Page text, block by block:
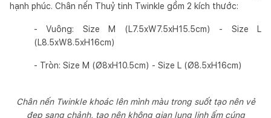
hạnh phúc. Chân nến Thuỷ tinh Twinkle gồm 2 kích thước:
- Vuông: Size M (L7.5xW7.5xH15.5cm) - Size L
(L8.5xW8.5xH16cm)
- Tròn: Size M (Ø8xH10.5cm) - Size L (Ø8.5xH16cm)
Chân nến Twinkle khoác lên mình màu trong suốt tạo nên vẻ
đẹp sang chảnh, tạo nên không gian lung linh ấm cúng